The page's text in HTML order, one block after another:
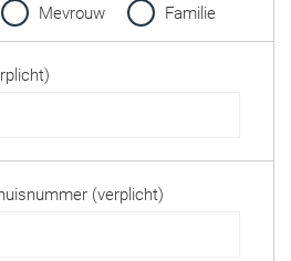
Mevrouw Familie
(verplicht)